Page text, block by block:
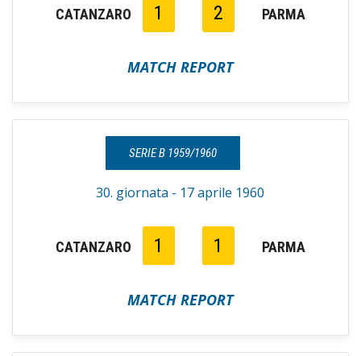
CATANZARO 1 2 PARMA
MATCH REPORT
SERIE B 1959/1960
30. giornata - 17 aprile 1960
CATANZARO 1 1 PARMA
MATCH REPORT